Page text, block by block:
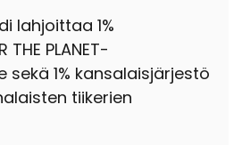
lahjoittaa 1%
PLANET-
sekä 1% kansalaisjärjestö
tiikerien